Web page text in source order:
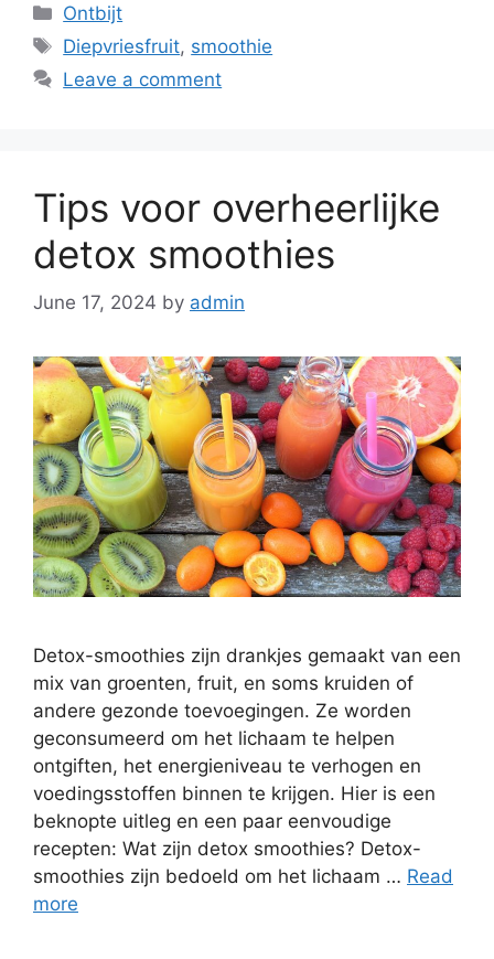
Ontbijt
Diepvriesfruit, smoothie
Leave a comment
Tips voor overheerlijke
detox smoothies
June 17, 2024 by admin
Detox-smoothies zijn drankjes gemaakt van een
mix van groenten, fruit, en soms kruiden of
andere gezonde toevoegingen. Ze worden
geconsumeerd om het lichaam te helpen
ontgiften, het energieniveau te verhogen en
voedingsstoffen binnen te krijgen. Hier is een
beknopte uitleg en een paar eenvoudige
recepten: Wat zijn detox smoothies? Detox-
smoothies zijn bedoeld om het lichaam … Read
more